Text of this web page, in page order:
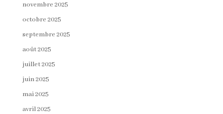
novembre 2025
octobre 2025
septembre 2025
août 2025
juillet 2025
juin 2025
mai 2025
avril 2025